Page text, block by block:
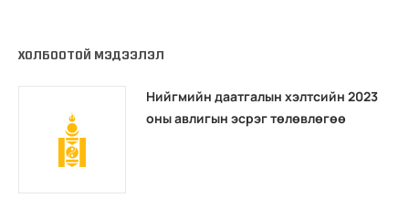
ХОЛБООТОЙ МЭДЭЭЛЭЛ
Нийгмийн даатгалын хэлтсийн 2023
оны авлигын эсрэг төлөвлөгөө